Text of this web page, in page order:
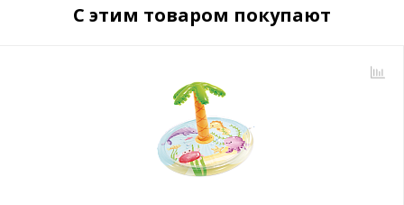
С этим товаром покупают